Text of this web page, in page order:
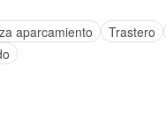
aparcamiento Trastero